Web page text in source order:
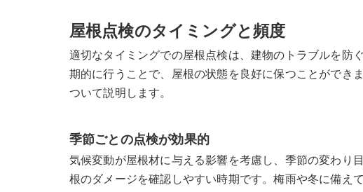
屋根点検のタイミングと頻度
適切なタイミングでの屋根点検は、建物のトラブルを防
期的に行うことで、屋根の状態を良好に保つことができ
ついて説明します。
季節ごとの点検が効果的
気候変動が屋根材に与える影響を考慮し、季節の変わり
根のダメージを確認しやすい時期です。梅雨や冬に備え